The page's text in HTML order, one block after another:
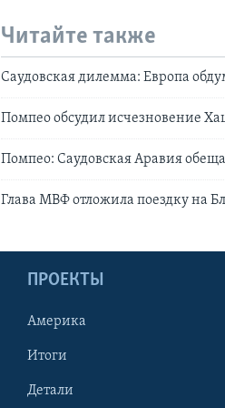
Читайте также
Саудовская дилемма: Европа
Помпео обсудил исчезновение
Помпео: Саудовская Аравия
Глава МВФ отложила поездку на
ПРОЕКТЫ
Америка
Итоги
Детали